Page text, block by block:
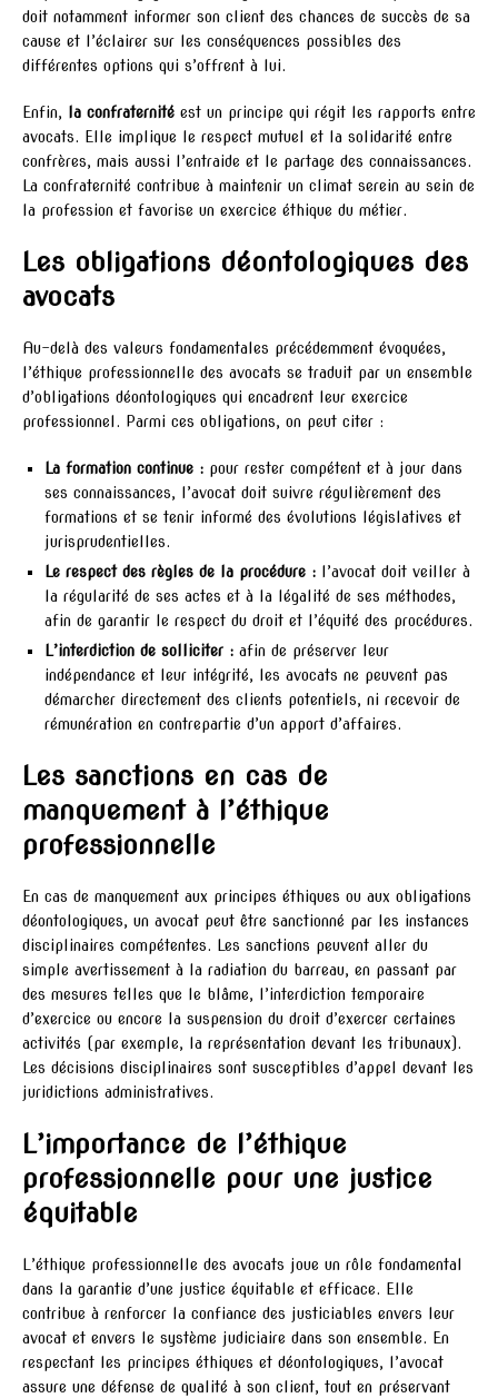
doit notamment informer son client des chances de succès de sa
cause et l’éclairer sur les conséquences possibles des
différentes options qui s’offrent à lui.
Enfin, la confraternité est un principe qui régit les rapports entre
avocats. Elle implique le respect mutuel et la solidarité entre
confrères, mais aussi l’entraide et le partage des connaissances.
La confraternité contribue à maintenir un climat serein au sein de
la profession et favorise un exercice éthique du métier.
Les obligations déontologiques des
avocats
Au-delà des valeurs fondamentales précédemment évoquées,
l’éthique professionnelle des avocats se traduit par un ensemble
d’obligations déontologiques qui encadrent leur exercice
professionnel. Parmi ces obligations, on peut citer :
La formation continue : pour rester compétent et à jour dans
ses connaissances, l’avocat doit suivre régulièrement des
formations et se tenir informé des évolutions législatives et
jurisprudentielles.
Le respect des règles de la procédure : l’avocat doit veiller à
la régularité de ses actes et à la légalité de ses méthodes,
afin de garantir le respect du droit et l’équité des procédures.
L’interdiction de solliciter : afin de préserver leur
indépendance et leur intégrité, les avocats ne peuvent pas
démarcher directement des clients potentiels, ni recevoir de
rémunération en contrepartie d’un apport d’affaires.
Les sanctions en cas de
manquement à l’éthique
professionnelle
En cas de manquement aux principes éthiques ou aux obligations
déontologiques, un avocat peut être sanctionné par les instances
disciplinaires compétentes. Les sanctions peuvent aller du
simple avertissement à la radiation du barreau, en passant par
des mesures telles que le blâme, l’interdiction temporaire
d’exercice ou encore la suspension du droit d’exercer certaines
activités (par exemple, la représentation devant les tribunaux).
Les décisions disciplinaires sont susceptibles d’appel devant les
juridictions administratives.
L’importance de l’éthique
professionnelle pour une justice
équitable
L’éthique professionnelle des avocats joue un rôle fondamental
dans la garantie d’une justice équitable et efficace. Elle
contribue à renforcer la confiance des justiciables envers leur
avocat et envers le système judiciaire dans son ensemble. En
respectant les principes éthiques et déontologiques, l’avocat
assure une défense de qualité à son client, tout en préservant